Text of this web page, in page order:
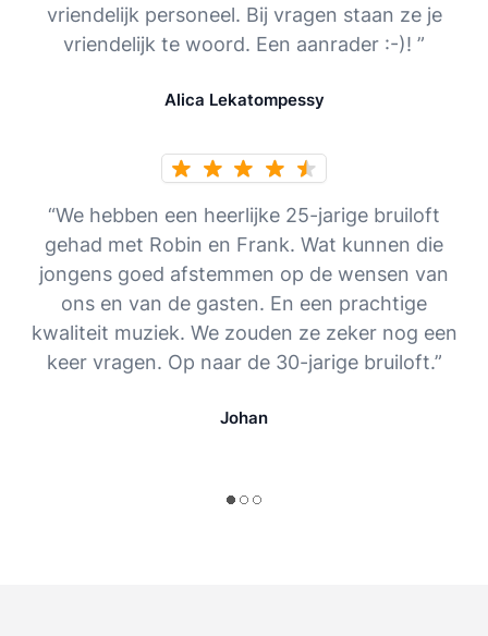
vriendelijk personeel. Bij vragen staan ze je
vriendelijk te woord. Een aanrader :-)! ”
Alica Lekatompessy
“We hebben een heerlijke 25-jarige bruiloft
gehad met Robin en Frank. Wat kunnen die
jongens goed afstemmen op de wensen van
ons en van de gasten. En een prachtige
kwaliteit muziek. We zouden ze zeker nog een
keer vragen. Op naar de 30-jarige bruiloft.”
Johan